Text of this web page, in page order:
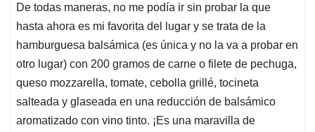
De todas maneras, no me podía ir sin probar la que
hasta ahora es mi favorita del lugar y se trata de la
hamburguesa balsámica (es única y no la va a probar en
otro lugar) con 200 gramos de carne o filete de pechuga,
queso mozzarella, tomate, cebolla grillé, tocineta
salteada y glaseada en una reducción de balsámico
aromatizado con vino tinto. ¡Es una maravilla de